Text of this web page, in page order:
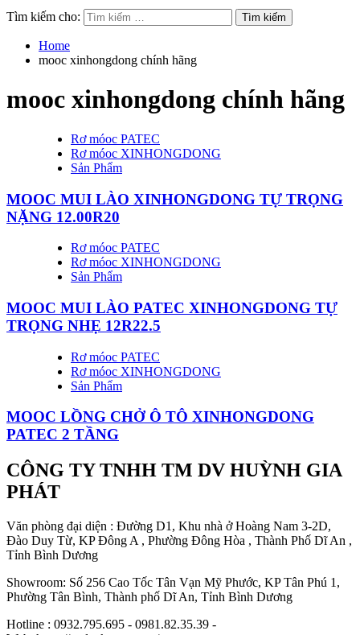
Tìm kiếm cho:
Home
mooc xinhongdong chính hãng
mooc xinhongdong chính hãng
Rơ móoc PATEC
Rơ móoc XINHONGDONG
Sản Phẩm
MOOC MUI LÀO XINHONGDONG TỰ TRỌNG
NẶNG 12.00R20
Rơ móoc PATEC
Rơ móoc XINHONGDONG
Sản Phẩm
MOOC MUI LÀO PATEC XINHONGDONG TỰ
TRỌNG NHẸ 12R22.5
Rơ móoc PATEC
Rơ móoc XINHONGDONG
Sản Phẩm
MOOC LỒNG CHỞ Ô TÔ XINHONGDONG
PATEC 2 TẦNG
CÔNG TY TNHH TM DV HUỲNH GIA
PHÁT
Văn phòng đại diện : Đường D1, Khu nhà ở Hoàng Nam 3-2D,
Đào Duy Từ, KP Đông A , Phường Đông Hòa , Thành Phố Dĩ An ,
Tỉnh Bình Dương
Showroom: Số 256 Cao Tốc Tân Vạn Mỹ Phước, KP Tân Phú 1,
Phường Tân Bình, Thành phố Dĩ An, Tỉnh Bình Dương
Hotline : 0932.795.695 - 0981.82.35.39 -